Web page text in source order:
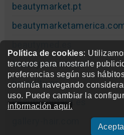
Política de cookies:
terceros para mostrarle
preferencias según sus
continúa navegando
uso. Puede cambiar la
información aquí.
beautymarket.pt
beautypharma.es
bewellty.es
beautycontact.es